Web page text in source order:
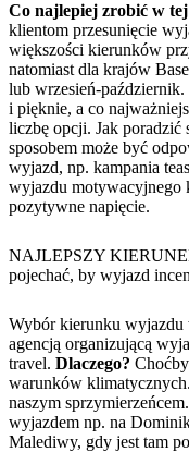
Co najlepiej zrobić w
klientom przesunięcie
większości kierunków
natomiast dla krajów
lub wrzesień-październik.
i pięknie, a co
liczbę opcji. Jak poradzić
sposobem może być
wyjazd, np. kampania
wyjazdu motywacyjnego
pozytywne napięcie.
NAJLEPSZY
pojechać, by wyjazd
Wybór kierunku wyjazdu
agencją organizującą
travel. Dlaczego?
warunków
naszym
wyjazdem np. na
Malediwy, gdy jest tam